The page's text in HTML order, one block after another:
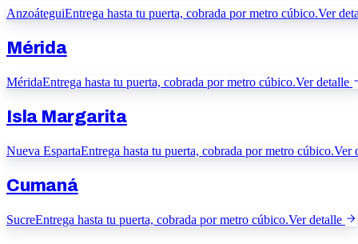
AnzoáteguiEntrega hasta tu puerta, cobrada por metro cúbico.Ver
Mérida
MéridaEntrega hasta tu puerta, cobrada por metro cúbico.Ver detalle
Isla Margarita
Nueva EspartaEntrega hasta tu puerta, cobrada por metro cúbico.Ver
Cumaná
SucreEntrega hasta tu puerta, cobrada por metro cúbico.Ver detalle